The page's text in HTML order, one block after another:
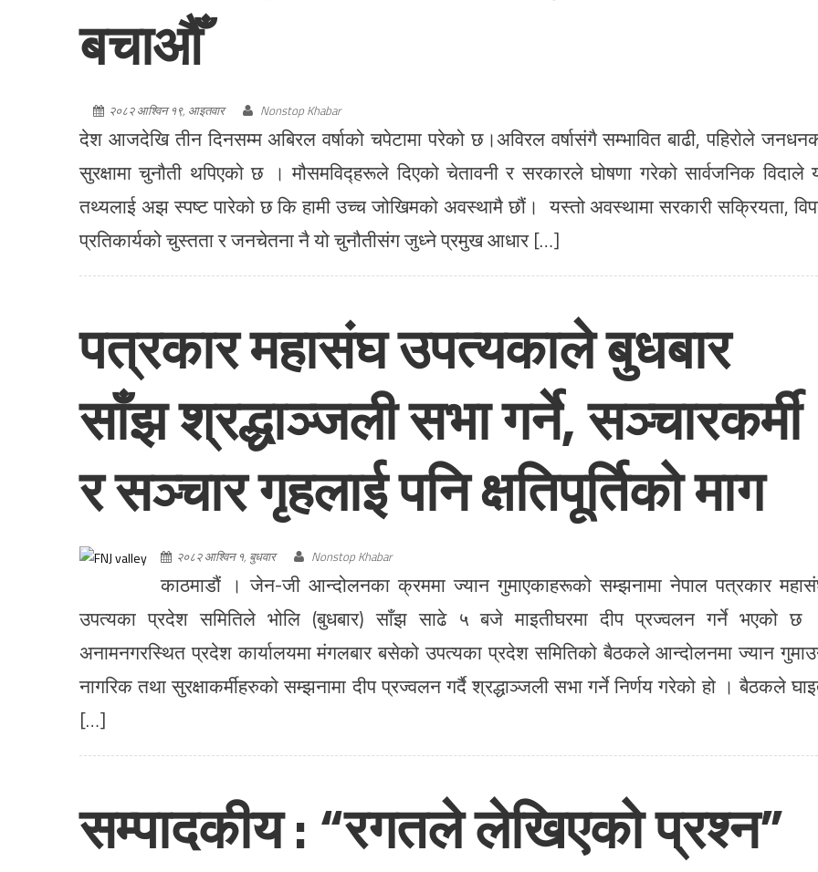
बचाऔँ
२०८२ आश्विन १९, आइतवार Nonstop Khabar
देश आजदेखि तीन दिनसम्म अबिरल वर्षाको चपेटामा परेको छ।अविरल वर्षासंगै सम्भावित बाढी, पहिरोले
सुरक्षामा चुनौती थपिएको छ । मौसमविद्हरूले दिएको चेतावनी र सरकारले घोषणा गरेको सार्वजनिक विदाले
तथ्यलाई अझ स्पष्ट पारेको छ कि हामी उच्च जोखिमको अवस्थामै छौं। यस्तो अवस्थामा सरकारी सक्रियता,
प्रतिकार्यको चुस्तता र जनचेतना नै यो चुनौतीसंग जुध्ने प्रमुख आधार […]
पत्रकार महासंघ उपत्यकाले बुधबार
साँझ श्रद्धाञ्जली सभा गर्ने, सञ्चारकर्मी
र सञ्चार गृहलाई पनि क्षतिपूर्तिको माग
२०८२ आश्विन १, बुधवार Nonstop Khabar
काठमाडौं । जेन-जी आन्दोलनका क्रममा ज्यान गुमाएकाहरूको सम्झनामा नेपाल पत्रकार
उपत्यका प्रदेश समितिले भोलि (बुधबार) साँझ साढे ५ बजे माइतीघरमा दीप प्रज्वलन गर्ने भएको छ
अनामनगरस्थित प्रदेश कार्यालयमा मंगलबार बसेको उपत्यका प्रदेश समितिको बैठकले आन्दोलनमा ज्यान
नागरिक तथा सुरक्षाकर्मीहरुको सम्झनामा दीप प्रज्वलन गर्दै श्रद्धाञ्जली सभा गर्ने निर्णय गरेको हो । बैठकले
[…]
सम्पादकीय : “रगतले लेखिएको प्रश्न”